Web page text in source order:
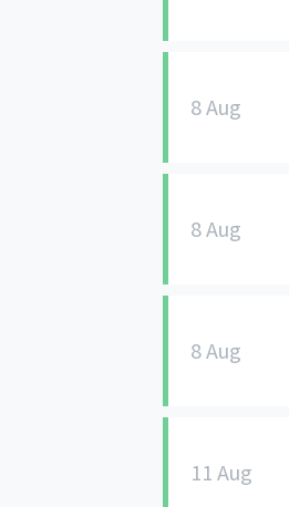
8 Aug
8 Aug
8 Aug
11 Aug